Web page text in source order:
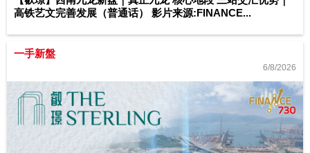
高铁艺文完善发展（普通话） 影片来源:FINANCE...
一手新盤
6/8/2026